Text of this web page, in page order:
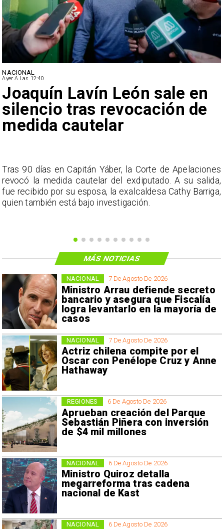
NACIONAL
Ayer A Las 12:40
Joaquín Lavín León sale en
silencio tras revocación de
medida cautelar
Tras 90 días en Capitán Yáber, la Corte de Apelaciones
revocó la medida cautelar del exdiputado. A su salida,
fue recibido por su esposa, la exalcaldesa Cathy Barriga,
quien también está bajo investigación.
7 De Agosto De 2026
Ministro Arrau defiende secreto
bancario y asegura que Fiscalía
logra levantarlo en la mayoría de
casos
NACIONAL
7 De Agosto De 2026
Actriz chilena compite por el
Oscar con Penélope Cruz y Anne
Hathaway
NACIONAL
6 De Agosto De 2026
Aprueban creación del Parque
Sebastián Piñera con inversión
de $4 mil millones
REGIONES
6 De Agosto De 2026
Ministro Quiroz detalla
megarreforma tras cadena
nacional de Kast
NACIONAL
6 De Agosto De 2026
NACIONAL
MÁS NOTICIAS